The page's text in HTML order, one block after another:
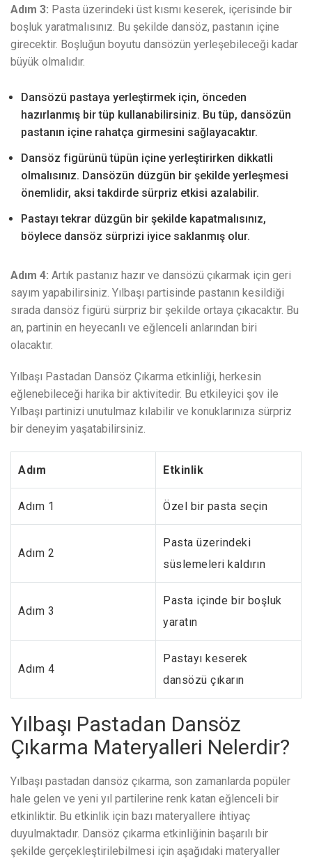
Adım 3: Pasta üzerindeki üst kısmı keserek, içerisinde bir
boşluk yaratmalısınız. Bu şekilde dansöz, pastanın içine
girecektir. Boşluğun boyutu dansözün yerleşebileceği kadar
büyük olmalıdır.
Dansözü pastaya yerleştirmek için, önceden
hazırlanmış bir tüp kullanabilirsiniz. Bu tüp, dansözün
pastanın içine rahatça girmesini sağlayacaktır.
Dansöz figürünü tüpün içine yerleştirirken dikkatli
olmalısınız. Dansözün düzgün bir şekilde yerleşmesi
önemlidir, aksi takdirde sürpriz etkisi azalabilir.
Pastayı tekrar düzgün bir şekilde kapatmalısınız,
böylece dansöz sürprizi iyice saklanmış olur.
Adım 4: Artık pastanız hazır ve dansözü çıkarmak için geri
sayım yapabilirsiniz. Yılbaşı partisinde pastanın kesildiği
sırada dansöz figürü sürpriz bir şekilde ortaya çıkacaktır. Bu
an, partinin en heyecanlı ve eğlenceli anlarından biri
olacaktır.
Yılbaşı Pastadan Dansöz Çıkarma etkinliği, herkesin
eğlenebileceği harika bir aktivitedir. Bu etkileyici şov ile
Yılbaşı partinizi unutulmaz kılabilir ve konuklarınıza sürpriz
bir deneyim yaşatabilirsiniz.
Adım Etkinlik
Adım 1 Özel bir pasta seçin
Adım 2
Pasta üzerindeki
süslemeleri kaldırın
Adım 3
Pasta içinde bir boşluk
yaratın
Adım 4
Pastayı keserek
dansözü çıkarın
Yılbaşı Pastadan Dansöz
Çıkarma Materyalleri Nelerdir?
Yılbaşı pastadan dansöz çıkarma, son zamanlarda popüler
hale gelen ve yeni yıl partilerine renk katan eğlenceli bir
etkinliktir. Bu etkinlik için bazı materyallere ihtiyaç
duyulmaktadır. Dansöz çıkarma etkinliğinin başarılı bir
şekilde gerçekleştirilebilmesi için aşağıdaki materyaller